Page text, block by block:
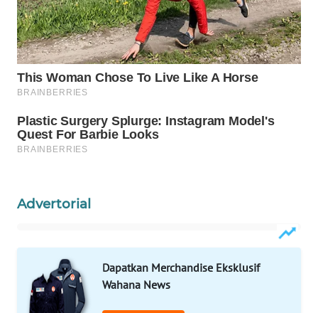
Advertorial
Dapatkan Merchandise Eksklusif
Wahana News
OTOMOTIF
WAHANA
HEALTH
WAHANA
WISATA
KONSUMEN
LISTRIK